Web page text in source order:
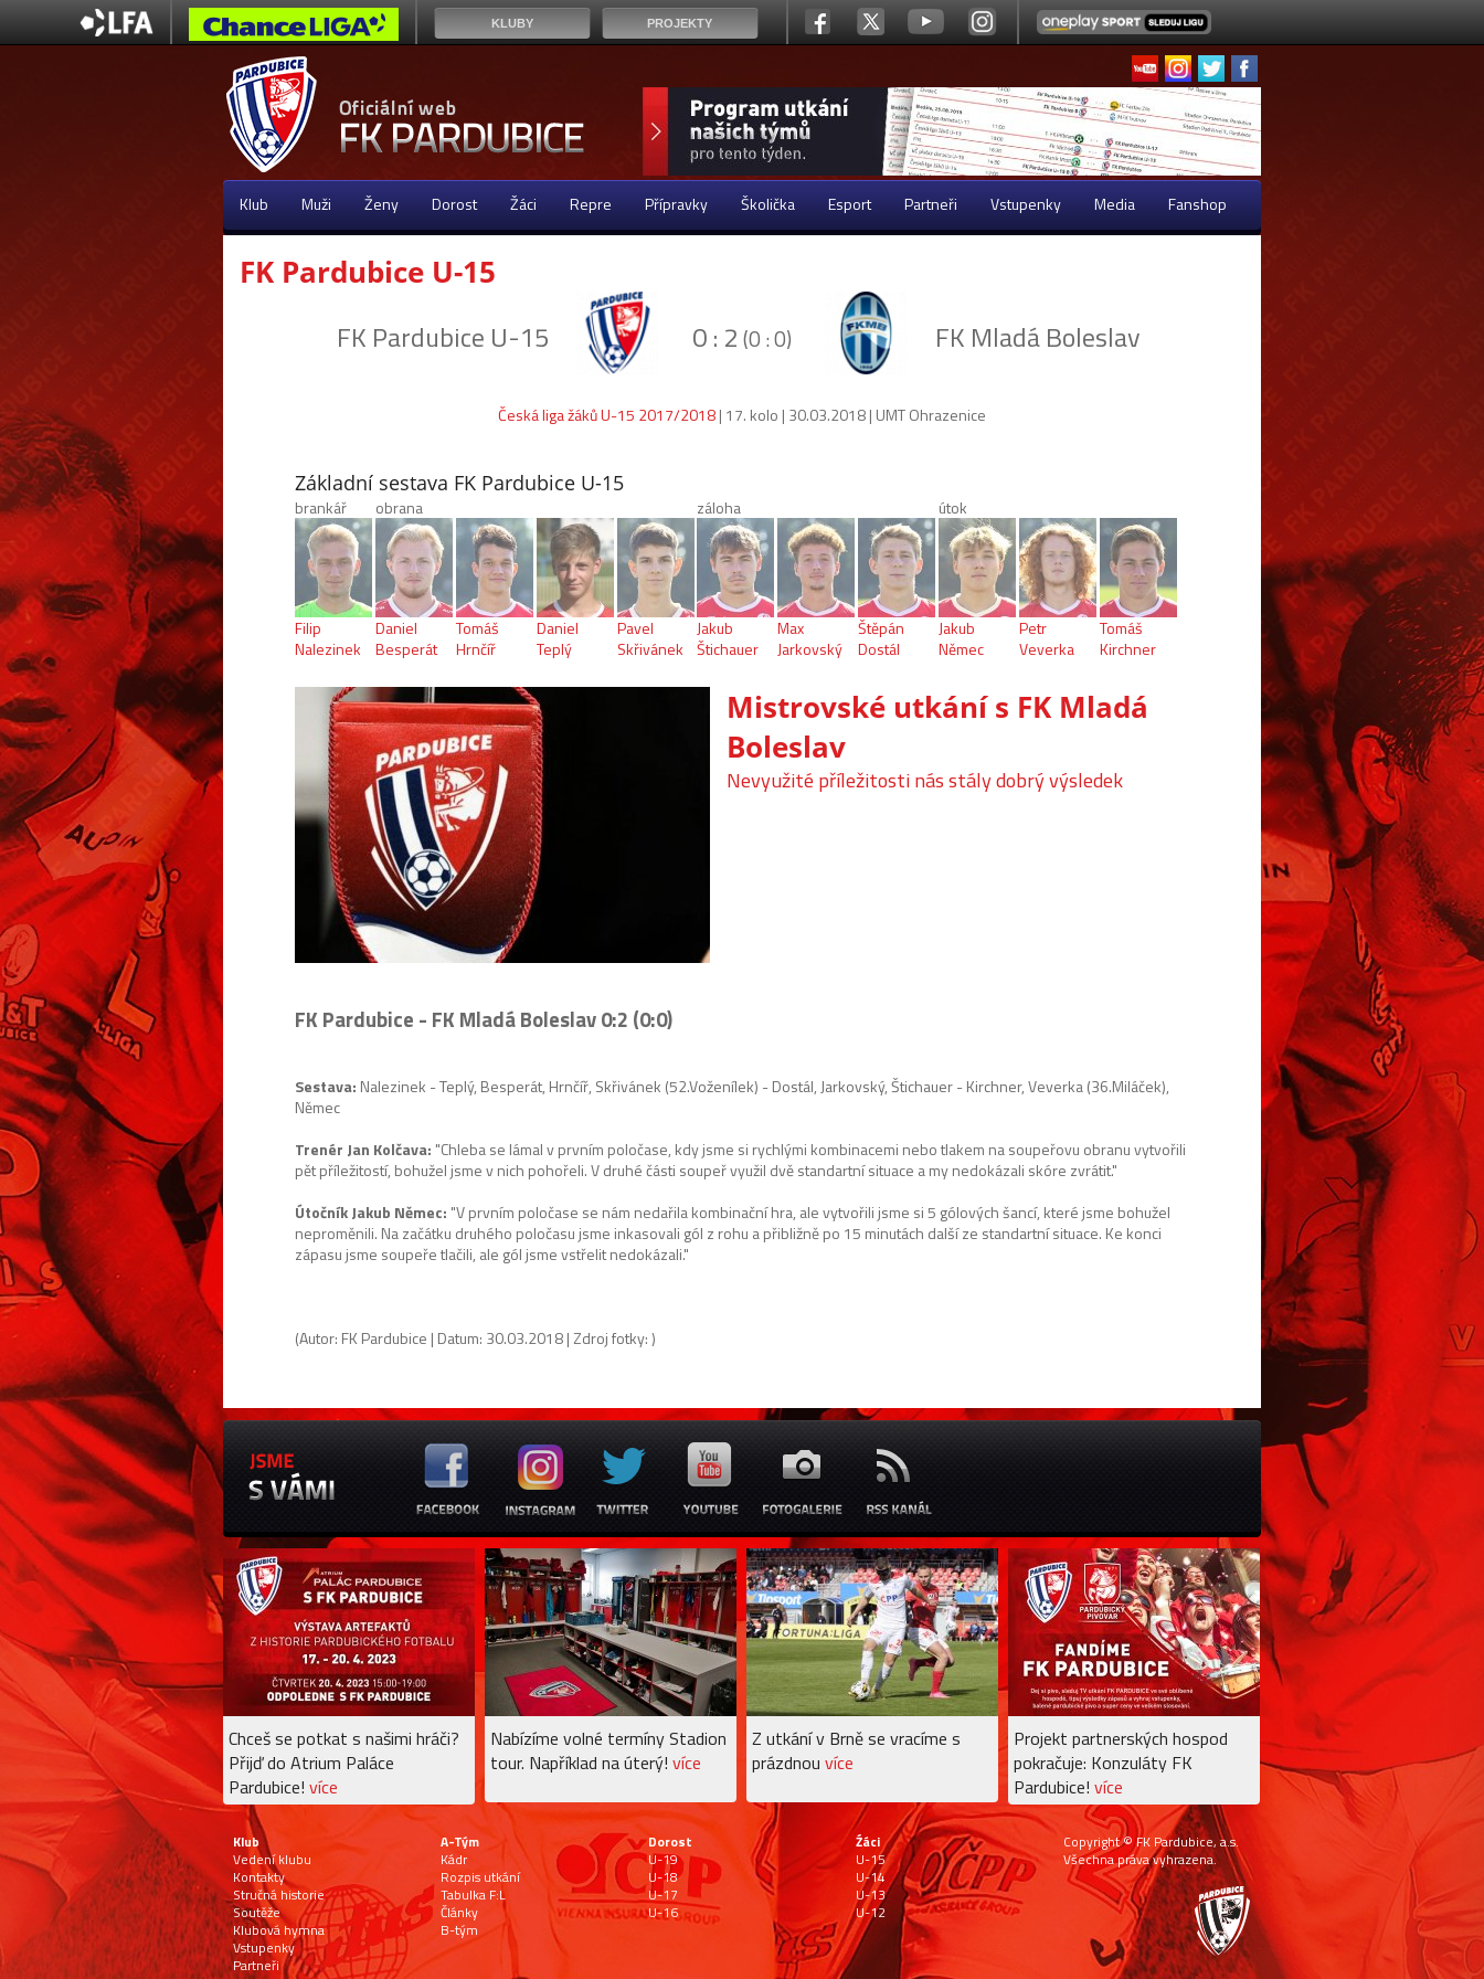
Klub Muži Ženy Dorost Žáci Repre Přípravky Školička Esport Partneři Vstupenky Media Fanshop
FK Pardubice U-15
FK Pardubice U-15
0 : 2 (0 : 0) FK Mladá Boleslav
Česká liga žáků U-15 2017/2018| 17. kolo | 30.03.2018 | UMT Ohrazenice
Základní sestava FK Pardubice U-15
brankář
Filip
Nalezinek
obrana
Daniel
Besperát
Tomáš
Hrnčíř
Daniel
Teplý
Pavel
Skřivánek
záloha
Jakub
Štichauer
Max
Jarkovský
Štěpán
Dostál
útok
Jakub
Němec
Petr
Veverka
Tomáš
Kirchner
Mistrovské utkání s FK Mladá
Boleslav
Nevyužité příležitosti nás stály dobrý výsledek
FK Pardubice - FK Mladá Boleslav 0:2 (0:0)
Sestava: Nalezinek - Teplý, Besperát, Hrnčíř, Skřivánek (52.Voženílek) - Dostál, Jarkovský, Štichauer - Kirchner, Veverka (36.Miláček),
Němec
Trenér Jan Kolčava: "Chleba se lámal v prvním poločase, kdy jsme si rychlými kombinacemi nebo tlakem na soupeřovu obranu vytvořili
pět příležitostí, bohužel jsme v nich pohořeli. V druhé části soupeř využil dvě standartní situace a my nedokázali skóre zvrátit."
Útočník Jakub Němec: "V prvním poločase se nám nedařila kombinační hra, ale vytvořili jsme si 5 gólových šancí, které jsme bohužel
neproměnili. Na začátku druhého poločasu jsme inkasovali gól z rohu a přibližně po 15 minutách další ze standartní situace. Ke konci
zápasu jsme soupeře tlačili, ale gól jsme vstřelit nedokázali."
(Autor: FK Pardubice | Datum: 30.03.2018 | Zdroj fotky: )
Chceš se potkat s našimi hráči?
Přijď do Atrium Paláce
Pardubice! více
Nabízíme volné termíny Stadion
tour. Například na úterý! více
Z utkání v Brně se vracíme s
prázdnou více
Projekt partnerských hospod
pokračuje: Konzuláty FK
Pardubice! více
Klub
Vedení klubu
Kontakty
Stručná historie
Soutěže
Klubová hymna
Vstupenky
Partneři
A-Tým
Kádr
Rozpis utkání
Tabulka F:L
Články
B-tým
Dorost
U-19
U-18
U-17
U-16
Źáci
U-15
U-14
U-13
U-12
Copyright © FK Pardubice, a.s.
Všechna práva vyhrazena.
KLUBY PROJEKTY